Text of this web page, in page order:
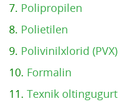
7. Polipropilen
8. Polietilen
9. Polivinilxlorid (PVX)
10. Formalin
11. Texnik oltingugurt